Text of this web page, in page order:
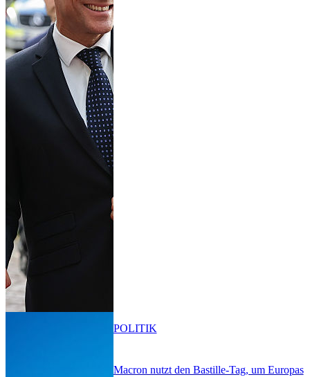
Macron nutzt den Bastille-Tag, um Europas
POLITIK